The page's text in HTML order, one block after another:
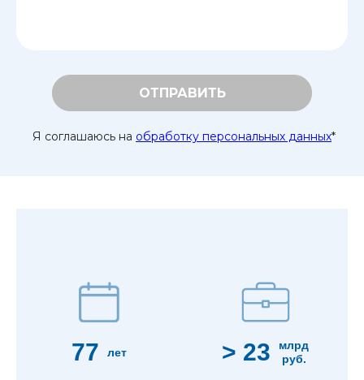
ОТПРАВИТЬ
Я соглашаюсь на обработку персональных данных*
77 лет > 23
млрд
руб.